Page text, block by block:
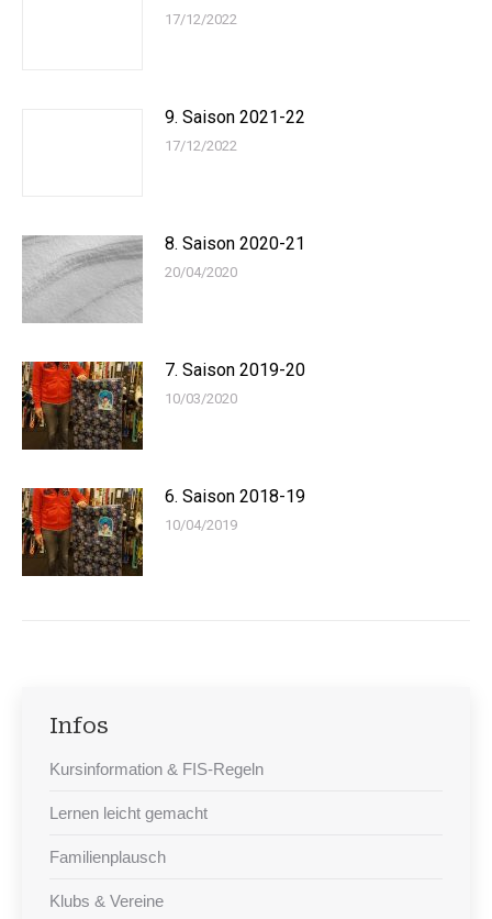
17/12/2022
9. Saison 2021-22
17/12/2022
8. Saison 2020-21
20/04/2020
7. Saison 2019-20
10/03/2020
6. Saison 2018-19
10/04/2019
Infos
Kursinformation & FIS-Regeln
Lernen leicht gemacht
Familienplausch
Klubs & Vereine